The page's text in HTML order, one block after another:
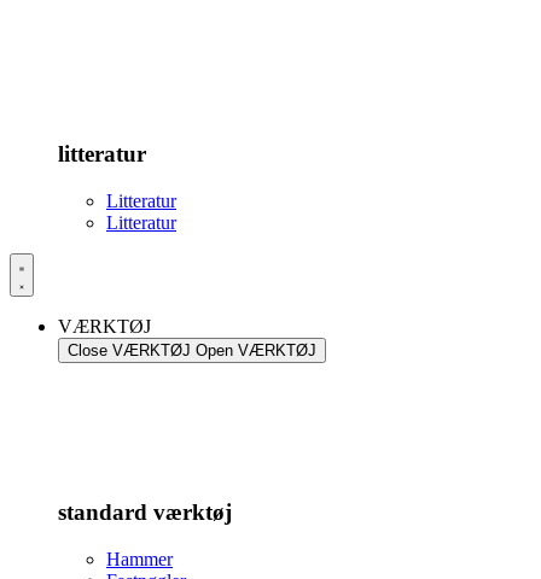
litteratur
Litteratur
Litteratur
VÆRKTØJ
Close VÆRKTØJ Open VÆRKTØJ
standard værktøj
Hammer